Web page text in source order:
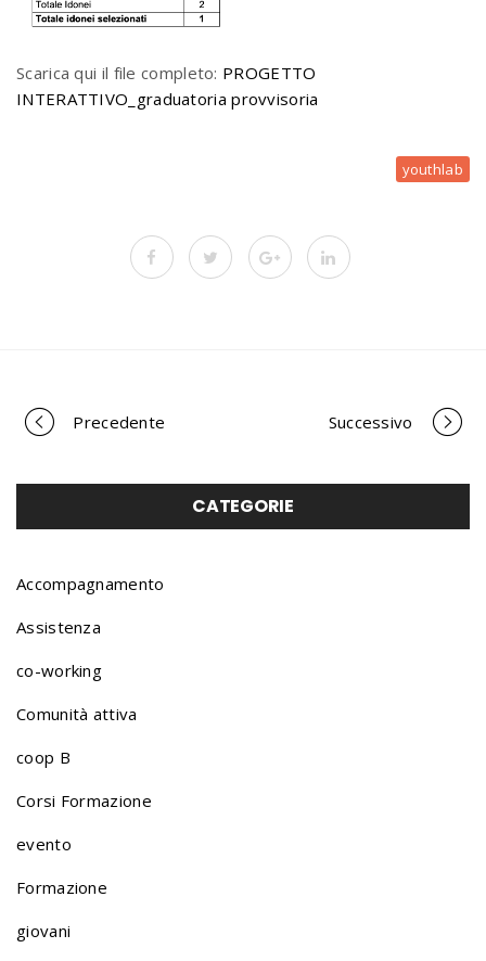
Scarica qui il file completo: PROGETTO
INTERATTIVO_graduatoria provvisoria
youthlab
P
o
r
t
f
o
Precedente Successivo
CATEGORIE
Accompagnamento
Assistenza
co-working
Comunità attiva
coop B
Corsi Formazione
evento
Formazione
giovani